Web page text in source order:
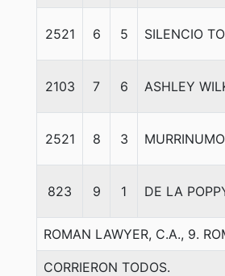
2521 6 5 SILENCIO
2103 7 6 ASHLEY
2521 8 3 MURRINUMO
823 9 1 DE LA
ROMAN LAWYER, C.A., 9.
CORRIERON TODOS.